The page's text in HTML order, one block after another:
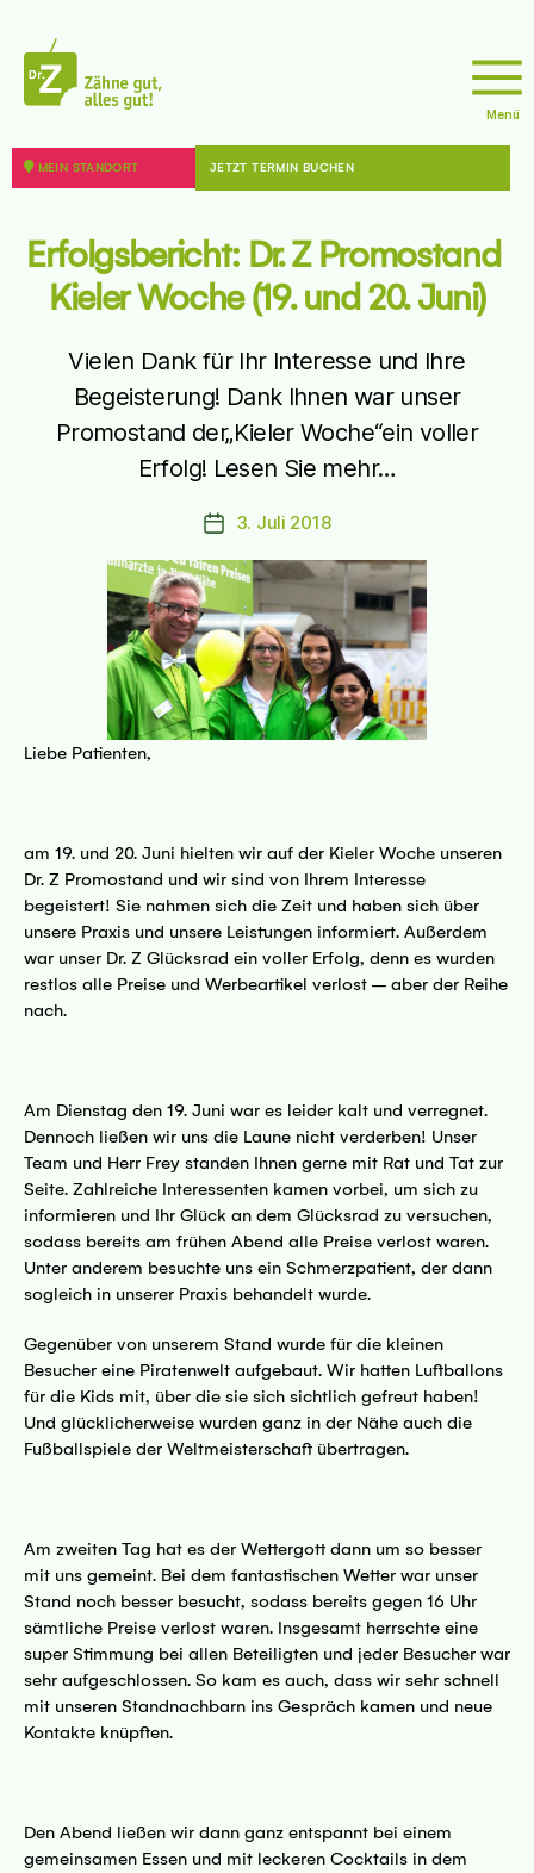
z
Menü
MEIN STANDORT JETZT TERMIN BUCHEN
Erfolgsbericht: Dr. Z Promostand
Kieler Woche (19. und 20. Juni)
Vielen Dank für Ihr Interesse und Ihre
Begeisterung! Dank Ihnen war unser
Promostand der„Kieler Woche“ein voller
Erfolg! Lesen Sie mehr…
Beitragsdatum
3. Juli 2018
Liebe Patienten,
am 19. und 20. Juni hielten wir auf der Kieler Woche unseren
Dr. Z Promostand und wir sind von Ihrem Interesse
begeistert! Sie nahmen sich die Zeit und haben sich über
unsere Praxis und unsere Leistungen informiert. Außerdem
war unser Dr. Z Glücksrad ein voller Erfolg, denn es wurden
restlos alle Preise und Werbeartikel verlost – aber der Reihe
nach.
Am Dienstag den 19. Juni war es leider kalt und verregnet.
Dennoch ließen wir uns die Laune nicht verderben! Unser
Team und Herr Frey standen Ihnen gerne mit Rat und Tat zur
Seite. Zahlreiche Interessenten kamen vorbei, um sich zu
informieren und Ihr Glück an dem Glücksrad zu versuchen,
sodass bereits am frühen Abend alle Preise verlost waren.
Unter anderem besuchte uns ein Schmerzpatient, der dann
sogleich in unserer Praxis behandelt wurde.
Gegenüber von unserem Stand wurde für die kleinen
Besucher eine Piratenwelt aufgebaut. Wir hatten Luftballons
für die Kids mit, über die sie sich sichtlich gefreut haben!
Und glücklicherweise wurden ganz in der Nähe auch die
Fußballspiele der Weltmeisterschaft übertragen.
Am zweiten Tag hat es der Wettergott dann um so besser
mit uns gemeint. Bei dem fantastischen Wetter war unser
Stand noch besser besucht, sodass bereits gegen 16 Uhr
sämtliche Preise verlost waren. Insgesamt herrschte eine
super Stimmung bei allen Beteiligten und jeder Besucher war
sehr aufgeschlossen. So kam es auch, dass wir sehr schnell
mit unseren Standnachbarn ins Gespräch kamen und neue
Kontakte knüpften.
Den Abend ließen wir dann ganz entspannt bei einem
gemeinsamen Essen und mit leckeren Cocktails in dem